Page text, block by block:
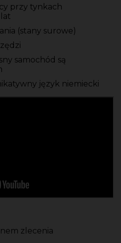
przy tynkach
(stany surowe)
samochód są
język niemiecki
zlecenia